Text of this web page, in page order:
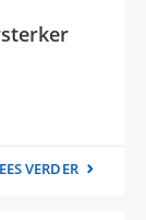
VERDER